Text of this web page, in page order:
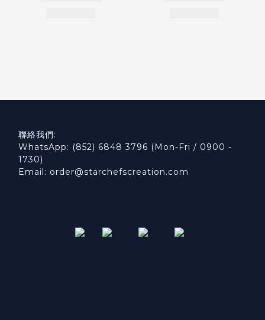
聯絡我們:
WhatsApp: (852) 6848 3796 (Mon-Fri / 0900 -
1730)
Email: order@starchefscreation.com